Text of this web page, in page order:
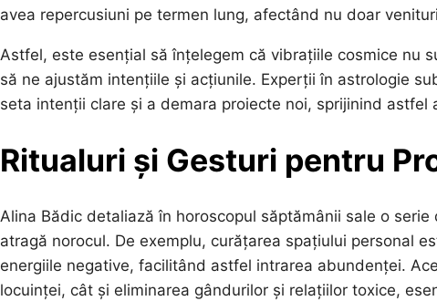
avea repercusiuni pe termen lung, afectând nu doar
Astfel, este esențial să înțelegem că vibrațiile cosmice nu
să ne ajustăm intențiile și acțiunile. Experții în astrologie
seta intenții clare și a demara proiecte noi, sprijinind astfel
Ritualuri și Gesturi pentru
Alina Bădic detaliază în horoscopul săptămânii sale o
atragă norocul. De exemplu, curățarea spațiului personal
energiile negative, facilitând astfel intrarea abundenței.
locuinței, cât și eliminarea gândurilor și relațiilor toxice,